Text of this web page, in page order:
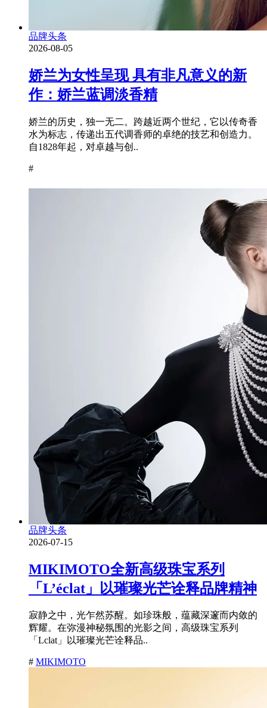
品牌头条
2026-08-05
娇兰为女性呈现 具有非凡意义的新
作：娇兰蓝调淡香精
娇兰的历史，独一无二。跨越近两个世纪，它以传奇香
水为标志，传递出五代调香师的卓绝的技艺和创造力。
自1828年起，对卓越与创..
#
品牌头条
2026-07-15
MIKIMOTO全新高级珠宝系列
「L’éclat」以璀璨光芒诠释品牌精神
寂静之中，光乍然苏醒。如珍珠般，蕴藏深邃而内敛的
辉耀。在弥漫神秘氛围的光影之间，高级珠宝系列
「Lclat」以璀璨光芒诠释品..
# MIKIMOTO